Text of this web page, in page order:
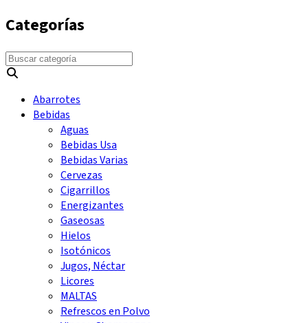
Categorías
Abarrotes
Bebidas
Aguas
Bebidas Usa
Bebidas Varias
Cervezas
Cigarrillos
Energizantes
Gaseosas
Hielos
Isotónicos
Jugos, Néctar
Licores
MALTAS
Refrescos en Polvo